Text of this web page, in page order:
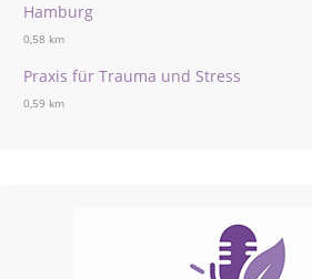
Hamburg
0,58 km
Praxis für Trauma und Stress
0,59 km